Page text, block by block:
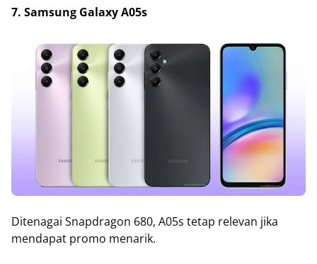
7. Samsung Galaxy A05s
Ditenagai Snapdragon 680, A05s tetap relevan jika
mendapat promo menarik.